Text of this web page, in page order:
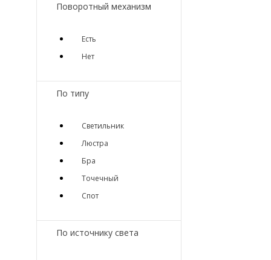
Поворотный механизм
Есть
Нет
По типу
Светильник
Люстра
Бра
Точечный
Спот
По источнику света